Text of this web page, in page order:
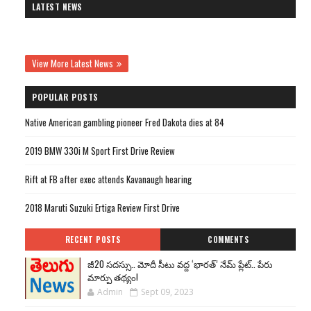
LATEST NEWS
View More Latest News
POPULAR POSTS
Native American gambling pioneer Fred Dakota dies at 84
2019 BMW 330i M Sport First Drive Review
Rift at FB after exec attends Kavanaugh hearing
2018 Maruti Suzuki Ertiga Review First Drive
RECENT POSTS COMMENTS
జీ20 సదస్సు.. మోదీ సీటు వద్ద ‘భారత్’ నేమ్ ప్లేట్‌.. పేరు
మార్పు తథ్యం!
Admin Sept 09, 2023